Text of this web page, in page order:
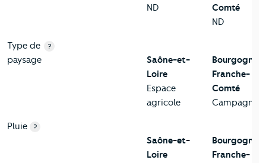
ND
Comté
ND
Type de
paysage
?
Saône-et-
Loire
Espace
agricole
Bourgogne-
Franche-
Comté
Campagne
Pluie ?
Saône-et-
Loire
Bourgogne-
Franche-